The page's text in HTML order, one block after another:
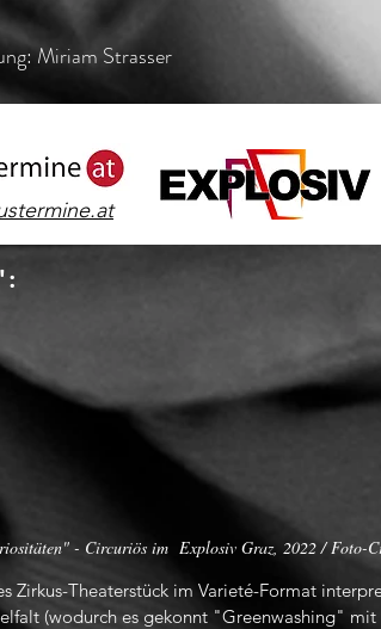
Leitung: Miriam
:
- Circuriös im Explosiv Graz, 2022 / Foto-
Zirkus-Theaterstück im Varieté-Format
(wodurch es gekonnt "Greenwashing"